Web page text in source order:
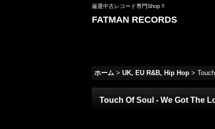
厳選中古レコード専門Shop !!
FATMAN RECORDS
ホーム > UK, EU R&B, Hip Hop >
Touch Of Soul - We Got The